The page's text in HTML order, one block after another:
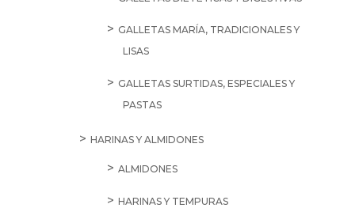
GALLETAS MARÍA, TRADICIONALES Y
LISAS
GALLETAS SURTIDAS, ESPECIALES Y
PASTAS
HARINAS Y ALMIDONES
ALMIDONES
HARINAS Y TEMPURAS